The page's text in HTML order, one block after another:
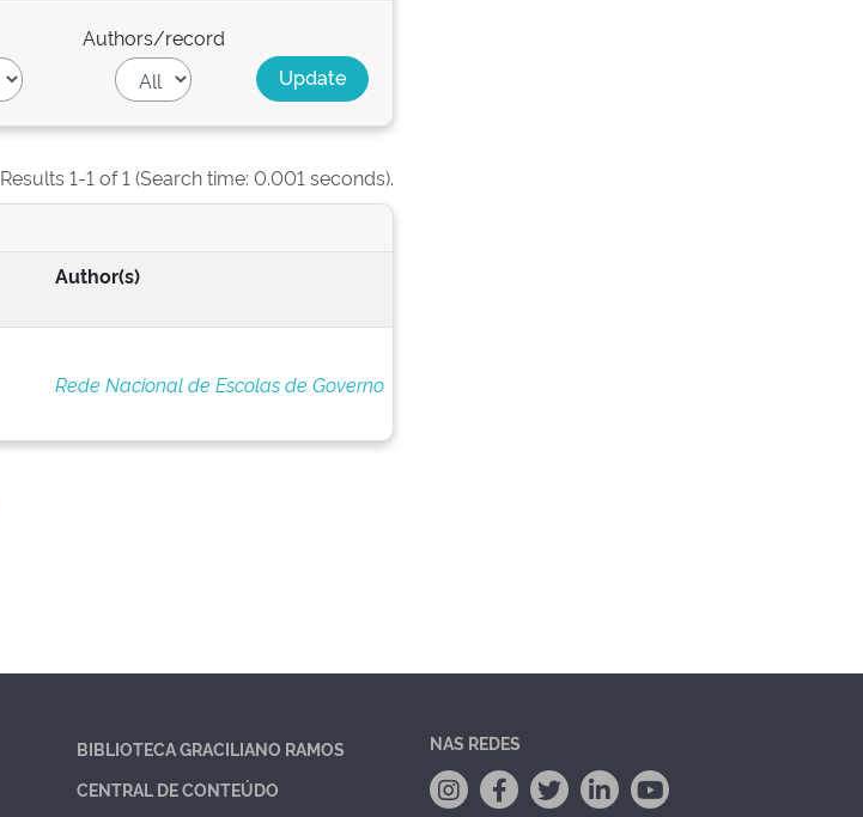
Authors/record
Results 1-1 of 1 (Search time: 0.001 seconds).
Author(s)
Rede Nacional de Escolas de Governo
BIBLIOTECA GRACILIANO RAMOS
CENTRAL DE CONTEÚDO
NAS REDES